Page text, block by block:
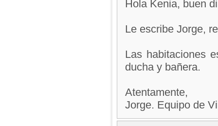
Hola Kenia, buen
Le escribe Jorge,
Las habitaciones
ducha y bañera.
Atentamente,
Jorge. Equipo de